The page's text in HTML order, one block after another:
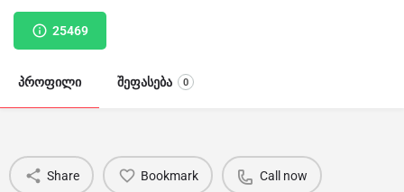
25469
პროფილი შეფასება 0
Share Bookmark Call now